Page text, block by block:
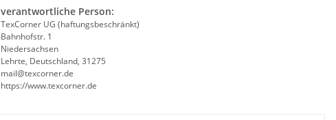
verantwortliche Person:
TexCorner UG (haftungsbeschränkt)
Bahnhofstr. 1
Niedersachsen
Lehrte, Deutschland, 31275
mail@texcorner.de
https://www.texcorner.de